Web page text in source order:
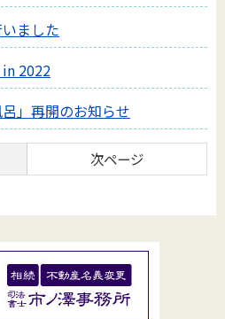
ました
2022
」再開のお知らせ
次ページ